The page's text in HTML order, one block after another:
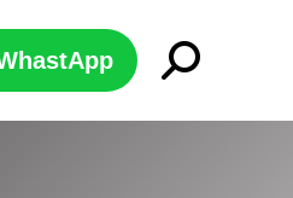
Search: